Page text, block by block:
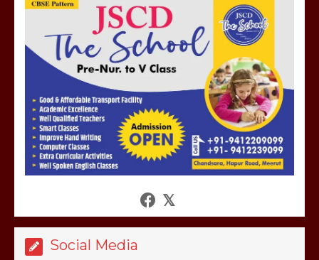
Social Media
मेरठ सुराजकुंड शमशान घाट में चिता से अस्थि
उठाकर खाते कुत्ते का वीडियो इंटरनेट पर जमकर
हो रहा वायरल
March 6, 2025
होलिका रखने पर लात मार कर होलिका को किया
गलोच ,कहा अगर रखी गई होली तो होगा खून